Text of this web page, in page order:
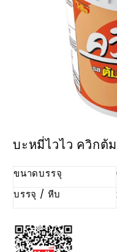
บะหมี่ไวไว ควิกต้
ขนาดบรรจุ
บรรจุ / หีบ